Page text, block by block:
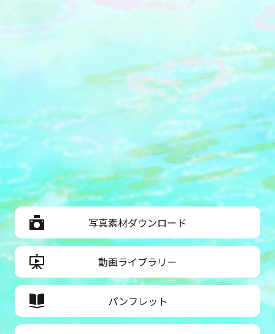
写真素材ダウンロード
動画ライブラリー
パンフレット